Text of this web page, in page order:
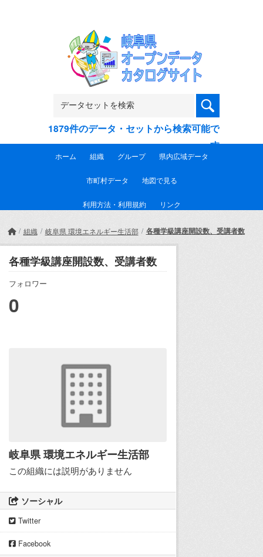
1879件のデータ・セットから検索可能で
す
ホーム 組織 グループ 県内広域データ
市町村データ 地図で見る
利用方法・利用規約 リンク
組織 岐阜県 環境エネルギー生活部 各種学級講座開設数、受講者数
各種学級講座開設数、受講者数
フォロワー
0
岐阜県 環境エネルギー生活部
この組織には説明がありません
ソーシャル
Twitter
Facebook